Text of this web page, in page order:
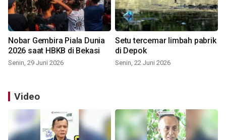
Nobar Gembira Piala Dunia
2026 saat HBKB di Bekasi
Senin, 29 Juni 2026
Setu tercemar limbah pabrik
di Depok
Senin, 22 Juni 2026
Video